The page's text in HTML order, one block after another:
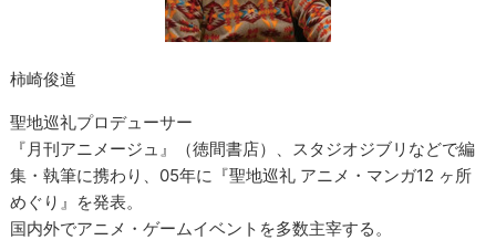
柿崎俊道
聖地巡礼プロデューサー
『月刊アニメージュ』（徳間書店）、スタジオジブリなどで編
集・執筆に携わり、05年に『聖地巡礼 アニメ・マンガ12 ヶ所
めぐり』を発表。
国内外でアニメ・ゲームイベントを多数主宰する。